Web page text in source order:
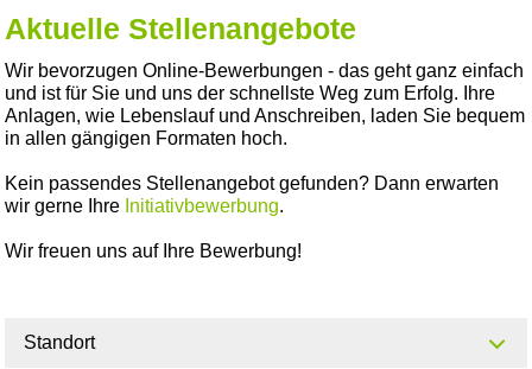
Aktuelle Stellenangebote
Wir bevorzugen Online-Bewerbungen - das geht ganz einfach
und ist für Sie und uns der schnellste Weg zum Erfolg. Ihre
Anlagen, wie Lebenslauf und Anschreiben, laden Sie bequem
in allen gängigen Formaten hoch.
Kein passendes Stellenangebot gefunden? Dann erwarten
wir gerne Ihre Initiativbewerbung.
Wir freuen uns auf Ihre Bewerbung!
Standort